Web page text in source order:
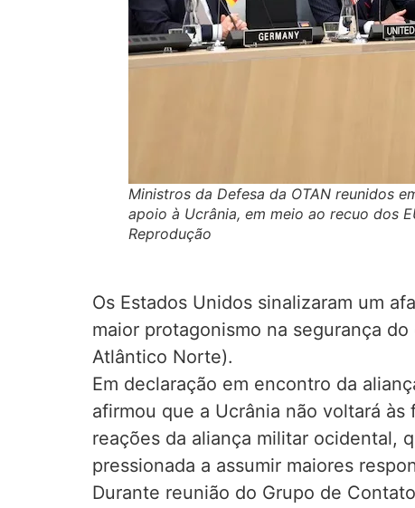
Ministros da Defesa da OTAN reunidos
apoio à Ucrânia, em meio ao recuo dos
Reprodução
Os Estados Unidos sinalizaram um
maior protagonismo na segurança
Atlântico Norte).
Em declaração em encontro da
afirmou que a Ucrânia não voltará
reações da aliança militar ocidental,
pressionada a assumir maiores
Durante reunião do Grupo de